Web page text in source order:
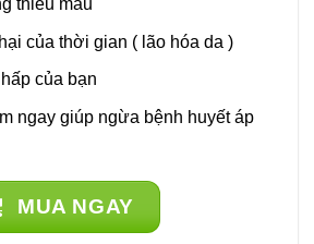
thiếu máu
của thời gian ( lão hóa da )
của bạn
ngay giúp ngừa bệnh huyết áp
MUA NGAY